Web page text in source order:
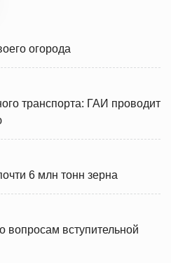
огорода
транспорта: ГАИ проводит
6 млн тонн зерна
вопросам вступительной